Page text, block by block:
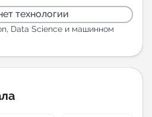
каналов в Telegram
технологии
Data Science и машинном